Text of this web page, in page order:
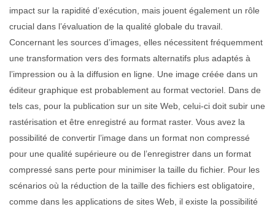
impact sur la rapidité d’exécution, mais jouent également un rôle
crucial dans l’évaluation de la qualité globale du travail.
Concernant les sources d’images, elles nécessitent fréquemment
une transformation vers des formats alternatifs plus adaptés à
l’impression ou à la diffusion en ligne. Une image créée dans un
éditeur graphique est probablement au format vectoriel. Dans de
tels cas, pour la publication sur un site Web, celui-ci doit subir une
rastérisation et être enregistré au format raster. Vous avez la
possibilité de convertir l’image dans un format non compressé
pour une qualité supérieure ou de l’enregistrer dans un format
compressé sans perte pour minimiser la taille du fichier. Pour les
scénarios où la réduction de la taille des fichiers est obligatoire,
comme dans les applications de sites Web, il existe la possibilité